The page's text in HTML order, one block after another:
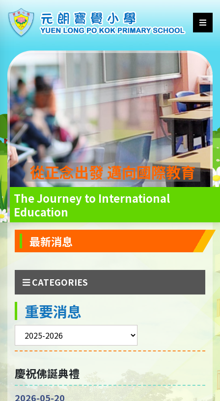
從正念出發 邁向國際教育
The Journey to International
Education
最新消息
CATEGORIES
重要消息
慶祝佛誕典禮
2026-05-20